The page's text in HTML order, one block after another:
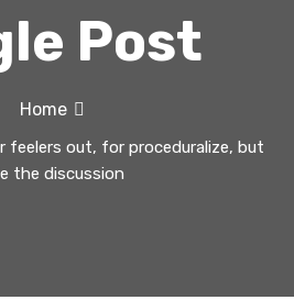
Post
Home
feelers out, for proceduralize, but
the discussion